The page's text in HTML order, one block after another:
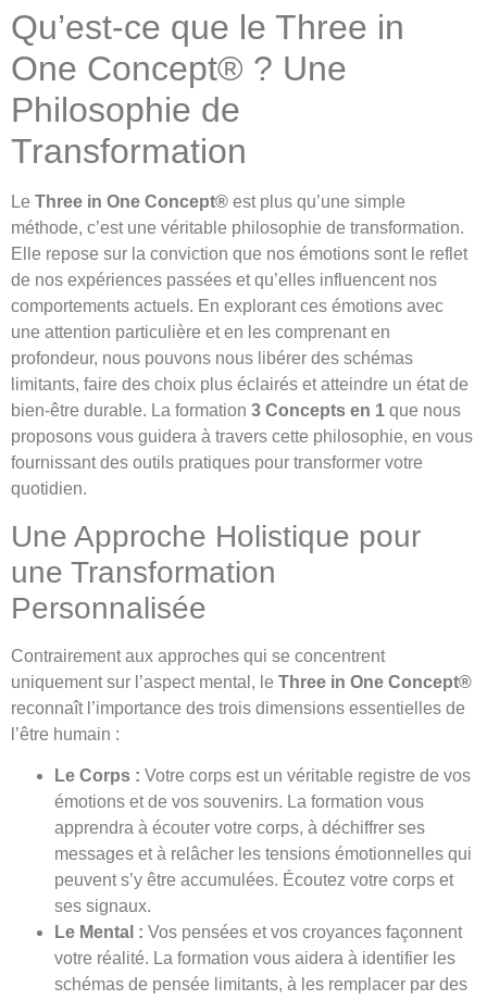
Qu’est-ce que le Three in
One Concept® ? Une
Philosophie de
Transformation
Le Three in One Concept® est plus qu’une simple
méthode, c’est une véritable philosophie de transformation.
Elle repose sur la conviction que nos émotions sont le reflet
de nos expériences passées et qu’elles influencent nos
comportements actuels. En explorant ces émotions avec
une attention particulière et en les comprenant en
profondeur, nous pouvons nous libérer des schémas
limitants, faire des choix plus éclairés et atteindre un état de
bien-être durable. La formation 3 Concepts en 1 que nous
proposons vous guidera à travers cette philosophie, en vous
fournissant des outils pratiques pour transformer votre
quotidien.
Une Approche Holistique pour
une Transformation
Personnalisée
Contrairement aux approches qui se concentrent
uniquement sur l’aspect mental, le Three in One Concept®
reconnaît l’importance des trois dimensions essentielles de
l’être humain :
Le Corps : Votre corps est un véritable registre de vos
émotions et de vos souvenirs. La formation vous
apprendra à écouter votre corps, à déchiffrer ses
messages et à relâcher les tensions émotionnelles qui
peuvent s’y être accumulées. Écoutez votre corps et
ses signaux.
Le Mental : Vos pensées et vos croyances façonnent
votre réalité. La formation vous aidera à identifier les
schémas de pensée limitants, à les remplacer par des